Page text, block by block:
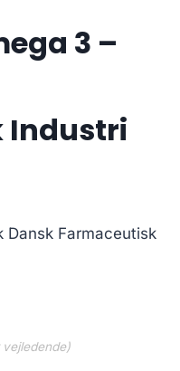
3 –
Industri
Dansk Farmaceutisk